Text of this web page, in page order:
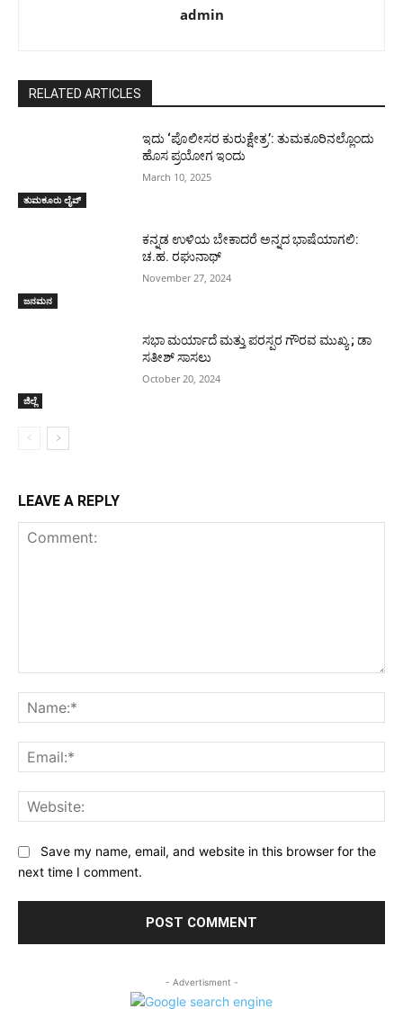
admin
RELATED ARTICLES
ತುಮಕೂರು ಲೈವ್
ಇದು ‘ಪೊಲೀಸರ ಕುರುಕ್ಷೇತ್ರ’: ತುಮಕೂರಿನಲ್ಲೊಂದು
ಹೊಸ ಪ್ರಯೋಗ ಇಂದು
March 10, 2025
ಜನಮನ
ಕನ್ನಡ ಉಳಿಯ ಬೇಕಾದರೆ ಅನ್ನದ ಭಾಷೆಯಾಗಲಿ:
ಚ.ಹ. ರಘುನಾಥ್
November 27, 2024
ಜಿಲ್ಲೆ
ಸಭಾ ಮರ್ಯಾದೆ ಮತ್ತು ಪರಸ್ಪರ ಗೌರವ ಮುಖ್ಯ ; ಡಾ
ಸತೀಶ್ ಸಾಸಲು
October 20, 2024
LEAVE A REPLY
Save my name, email, and website in this browser for the
next time I comment.
- Advertisment -